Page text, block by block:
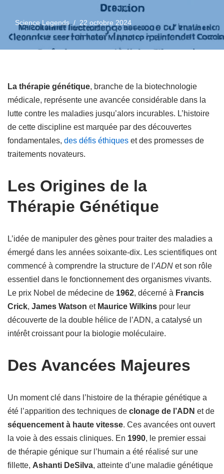
Science Legends 22 octobre 2024
La thérapie génétique, branche de la biotechnologie
médicale, représente une avancée considérable dans la
lutte contre les maladies jusqu’alors incurables. L’histoire
de cette discipline est marquée par des découvertes
fondamentales, des défis éthiques et des promesses de
traitements novateurs.
Les Origines de la
Thérapie Génétique
L’idée de manipuler des gènes pour traiter des maladies a
émergé dans les années soixante-dix. Les scientifiques ont
commencé à comprendre la structure de l’ADN et son rôle
essentiel dans le fonctionnement des organismes vivants.
Le prix Nobel de médecine de 1962, décerné à Francis
Crick, James Watson et Maurice Wilkins pour leur
découverte de la double hélice de l’ADN, a catalysé un
intérêt croissant pour la biologie moléculaire.
Des Avancées Majeures
Un moment clé dans l’histoire de la thérapie génétique a
été l’apparition des techniques de clonage de l’ADN et de
séquencement à haute vitesse. Ces avancées ont ouvert
la voie à des essais cliniques. En 1990, le premier essai
de thérapie génique sur l’humain a été réalisé sur une
fillette, Ashanti DeSilva, atteinte d’une maladie génétique